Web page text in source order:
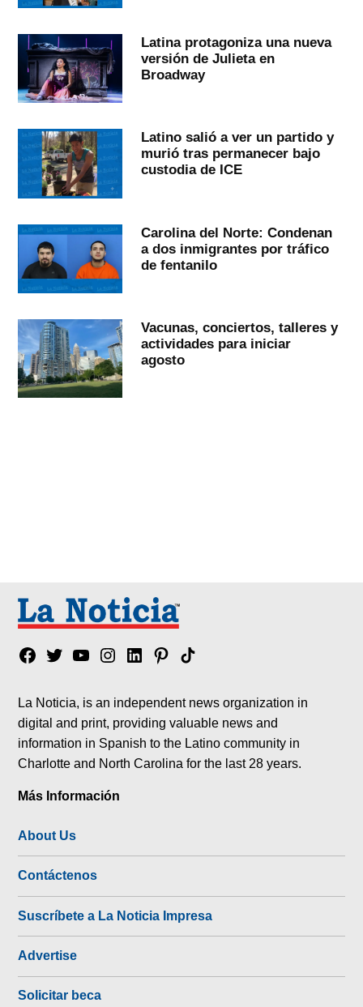
Latina protagoniza una nueva
versión de Julieta en
Broadway
Latino salió a ver un partido y
murió tras permanecer bajo
custodia de ICE
Carolina del Norte: Condenan
a dos inmigrantes por tráfico
de fentanilo
Vacunas, conciertos, talleres y
actividades para iniciar
agosto
Facebook
TwitterYouTubeInstagram
LinkedinPinterest
Tik
La Noticia, is an independent news organization in
digital and print, providing valuable news and
information in Spanish to the Latino community in
Charlotte and North Carolina for the last 28 years.
Más Información
About Us
Contáctenos
Suscríbete a La Noticia Impresa
Advertise
Solicitar beca